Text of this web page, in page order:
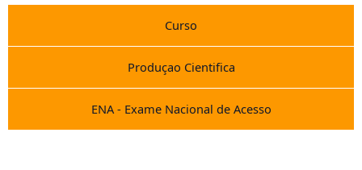
Curso
Produçao Cientifica
ENA - Exame Nacional de Acesso